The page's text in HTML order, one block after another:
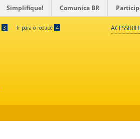
Simplifique! Comunica BR
3 Ir para o rodapé 4